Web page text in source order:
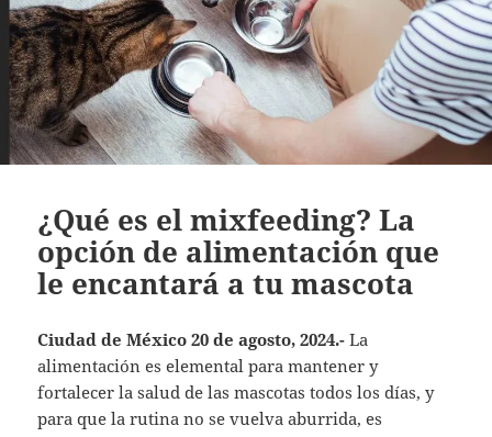
¿Qué es el mixfeeding? La
opción de alimentación que
le encantará a tu mascota
Ciudad de México 20 de agosto, 2024.-La
alimentación es elemental para mantener y
fortalecer la salud de las mascotas todos los días, y
para que la rutina no se vuelva aburrida, es